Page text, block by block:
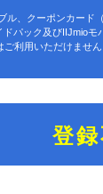
ル、クーポンカード
パック及びIIJmio
利用いただけません
登録